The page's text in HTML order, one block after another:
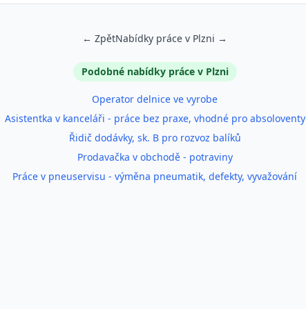
← ZpětNabídky práce v Plzni →
Podobné nabídky práce v Plzni
Operator delnice ve vyrobe
Asistentka v kanceláři - práce bez praxe, vhodné pro absoloventy
Řidič dodávky, sk. B pro rozvoz balíků
Prodavačka v obchodě - potraviny
Práce v pneuservisu - výměna pneumatik, defekty, vyvažování